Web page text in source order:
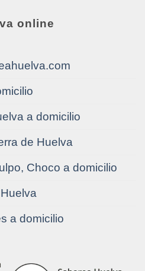
online
a domicilio
de Huelva
Choco a domicilio
a domicilio